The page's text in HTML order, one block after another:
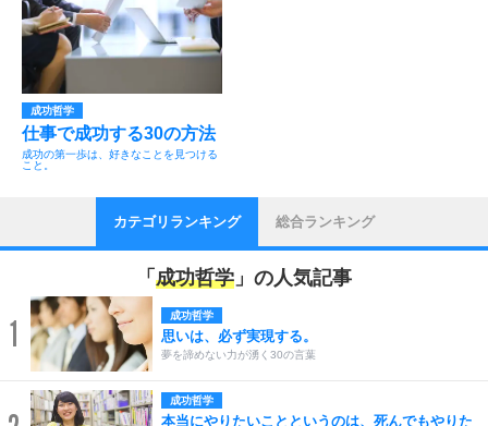
成功哲学
仕事で成功する30の方法
成功の第一歩は、好きなことを見つける
こと。
カテゴリランキング 総合ランキング
「 成功哲学 」の人気記事
1 成功哲学
思いは、必ず実現する。
夢を諦めない力が湧く30の言葉
成功哲学
本当にやりたいことというのは、死んでもやりた